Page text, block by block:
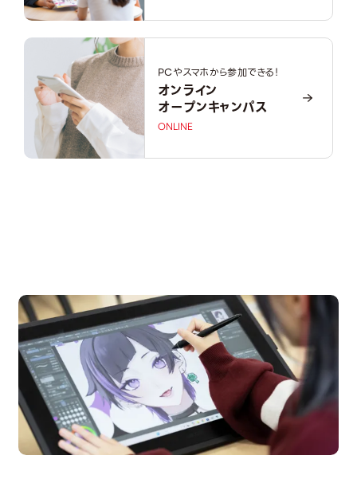
PCやスマホから参加できる！
オンライン
オープンキャンパス
ONLINE
Campus Open